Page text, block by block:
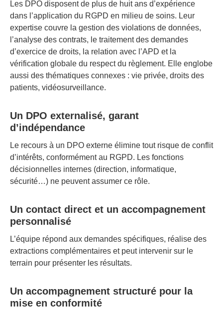
Les DPO disposent de plus de huit ans d’expérience
dans l’application du RGPD en milieu de soins. Leur
expertise couvre la gestion des violations de données,
l’analyse des contrats, le traitement des demandes
d’exercice de droits, la relation avec l’APD et la
vérification globale du respect du règlement. Elle englobe
aussi des thématiques connexes : vie privée, droits des
patients, vidéosurveillance.
Un DPO externalisé, garant
d’indépendance
Le recours à un DPO externe élimine tout risque de conflit
d’intérêts, conformément au RGPD. Les fonctions
décisionnelles internes (direction, informatique,
sécurité…) ne peuvent assumer ce rôle.
Un contact direct et un accompagnement
personnalisé
L’équipe répond aux demandes spécifiques, réalise des
extractions complémentaires et peut intervenir sur le
terrain pour présenter les résultats.
Un accompagnement structuré pour la
mise en conformité